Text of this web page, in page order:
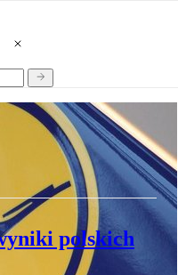
bo paliwo jest
polskich